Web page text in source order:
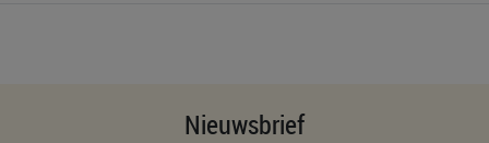
Nieuwsbrief